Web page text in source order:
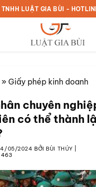
TNHH LUẬT GIA BÙI -
Giấy phép kinh doanh
chuyên
có thể thành
05/2024 BỞIBÙI THÚY
463